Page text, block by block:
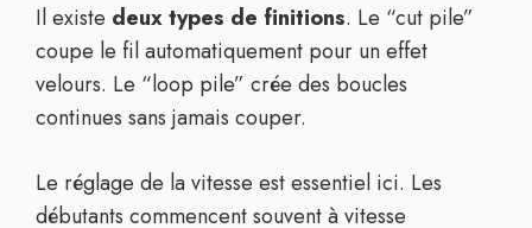
Il existe deux types de finitions. Le “cut pile”
coupe le fil automatiquement pour un effet
velours. Le “loop pile” crée des boucles
continues sans jamais couper.
Le réglage de la vitesse est essentiel ici. Les
débutants commencent souvent à vitesse